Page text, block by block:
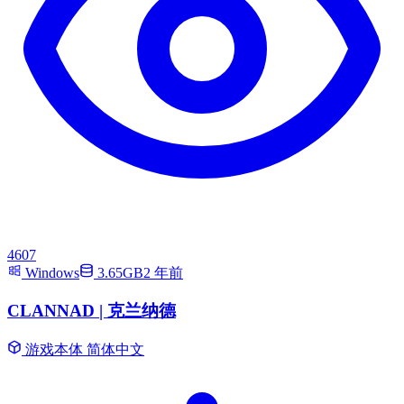
4607
Windows
3.65GB2 年前
CLANNAD | 克兰纳德
游戏本体 简体中文